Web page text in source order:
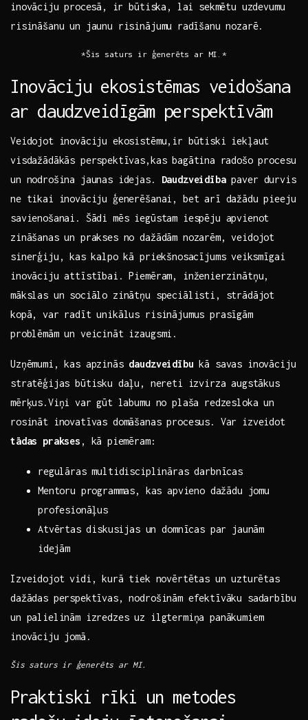
inovāciju⁣ procesā,⁤ ir būtiska, lai ​sekmētu uzdevumu
risināšanu un jaunu risinājumu⁣ radīšanu nozarē.
*Šis saturs ir‌ ģenerēts ar MI.*
Inovāciju ekosistēmas veidošana
ar‌ daudzveidīgām perspektīvām
Veidojot inovāciju ekosistēmu,ir būtiski iekļaut
visdažādākās perspektīvas,kas bagātina ⁣radošo procesu
un nodrošina‌ jaunas idejas. Daudzveidībapaver durvis
ne tikai inovāciju ģenerēšanai, bet arī dažādu pieeju
savienošanai. Šādi mēs iegūstam iespēju apvienot
zināšanas un prakses no dažādām nozarēm, veidojot
sinerģiju, ⁤kas kalpo kā priekšnosacījums⁢ veiksmīgai⁢
inovāciju attīstībai. Piemēram, inženierzinātņu,
mākslas un sociālo zinātņu ​speciālisti, strādājot
kopā, var radīt unikālus risinājumus prasīgām
problēmām un veicināt izaugsmi.
Uzņēmumi, kas ​apzinās daudzveidību kā savas inovāciju
stratēģijas būtisku daļu,⁣ nereti izvirza augstākus
mērķus.Viņi var gūt ⁣labumu no plaša redzesloka un
rosināt inovatīvas ​domāšanas procesus. Var izveidot
tādas prakses ,‍ kā⁣ piemēram:
regulāras multidisciplināras darbnīcas
Mentoru programmas,‍ kas⁤ apvieno dažādu jomu
profesionāļus
Atvērtas⁢ diskusijas‍ un domnīcas par jaunām
⁢idejām
Izveidojot vidi,​ kurā tiek ⁢novērtētas un ​uzturētas
dažādas perspektīvas, nodrošinām​ efektīvāku sadarbību
un palielinām izredzes uz ilgtermiņa panākumiem
inovāciju jomā.
Šis saturs ⁣ir ģenerēts ​ar MI.
Praktiski ​rīki un metodes